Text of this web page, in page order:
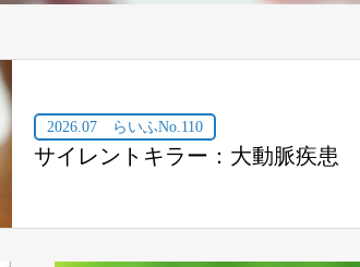
2026.07 らいふNo.110
サイレントキラー：大動脈疾患